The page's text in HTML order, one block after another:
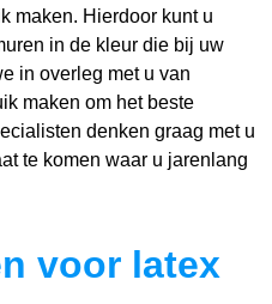
maken. Hierdoor kunt u
in de kleur die bij uw
in overleg met u van
maken om het beste
denken graag met u
te komen waar u jarenlang
voor latex